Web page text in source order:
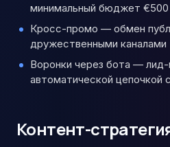
минимальный бюджет €500
Кросс-промо — обмен
дружественными каналами
Воронки через бота — лид-
автоматической цепочкой
Контент-